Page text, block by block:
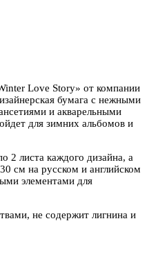
Love Story» от компании
бумага с нежными
и акварельными
для зимних альбомов и
2 листа каждого дизайна, а
см на русском и английском
элементами для
не содержит лигнина и